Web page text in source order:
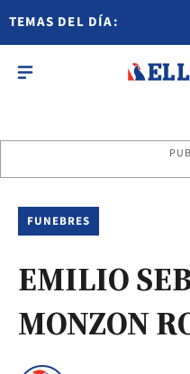
TEMAS DEL DÍA:
FUNEBRES
EMILIO
MONZON